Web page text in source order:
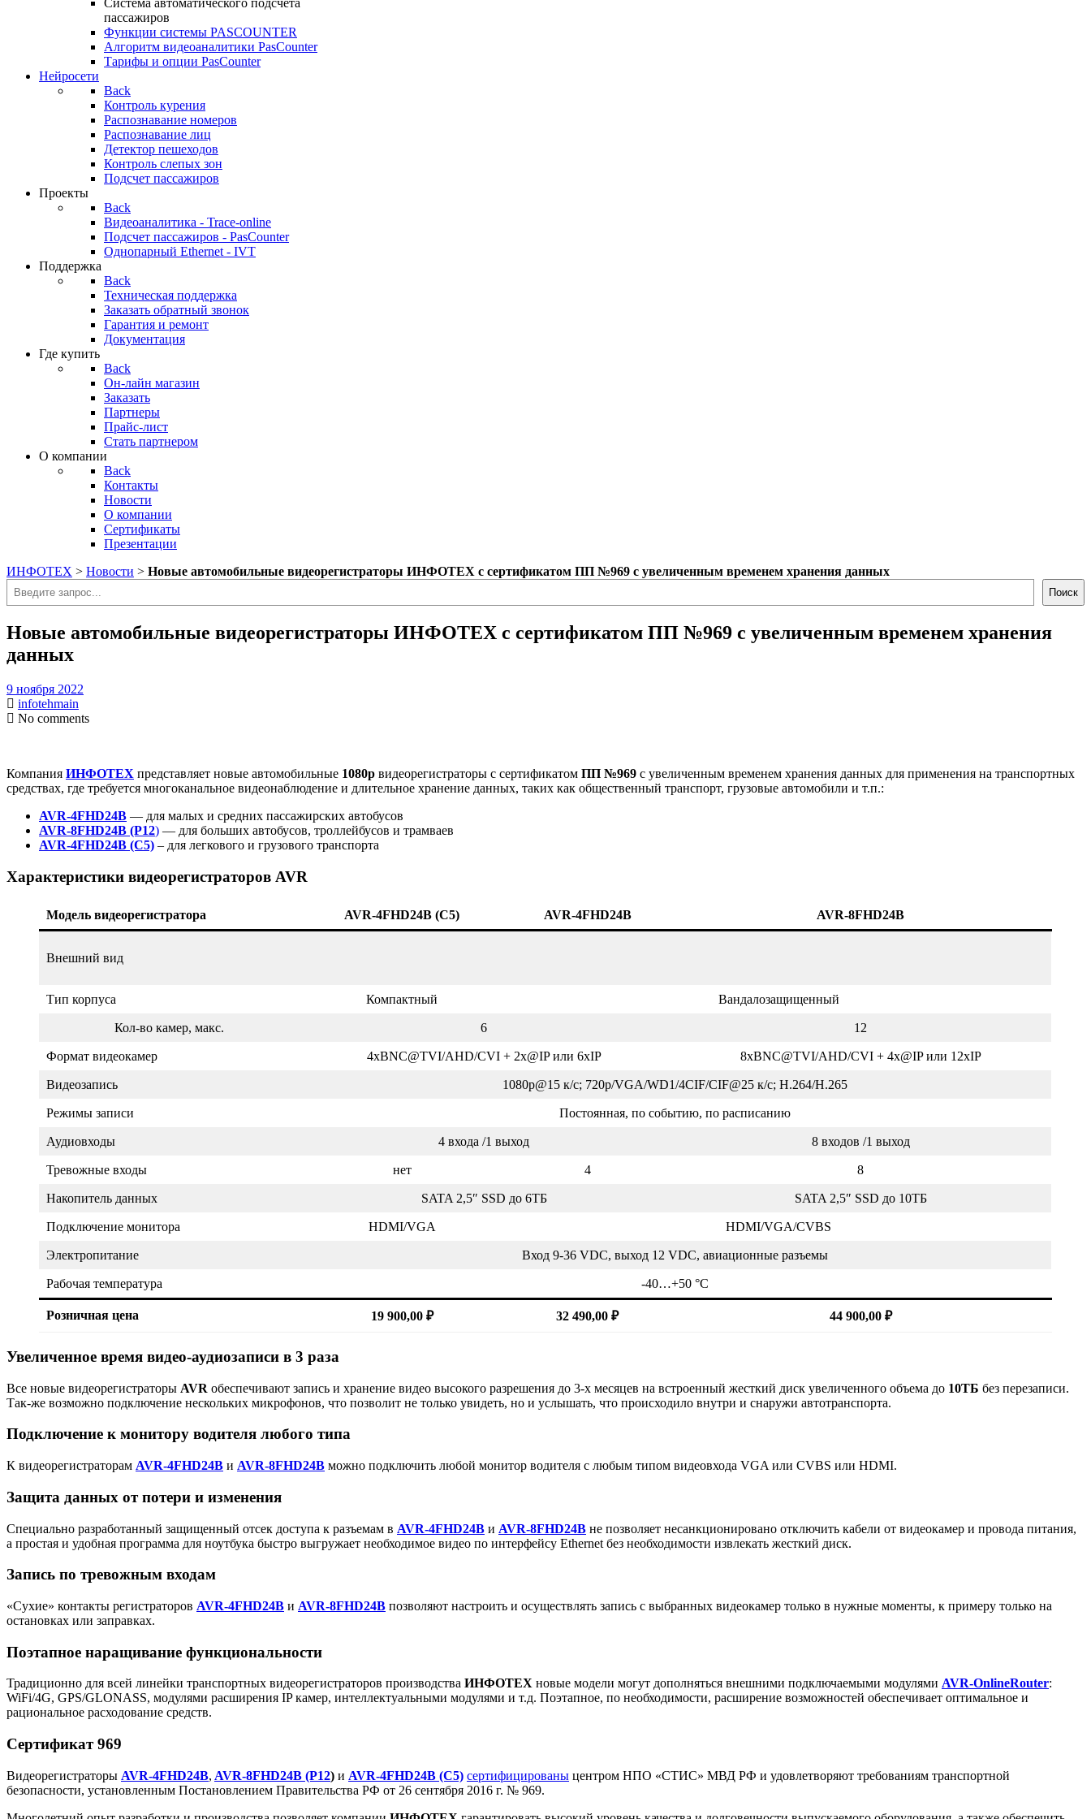
Система автоматического подсчета
пассажиров
Функции системы PASCOUNTER
Алгоритм видеоаналитики PasCounter
Тарифы и опции PasCounter
Нейросети
Back
Контроль курения
Распознавание номеров
Распознавание лиц
Детектор пешеходов
Контроль слепых зон
Подсчет пассажиров
Проекты
Back
Видеоаналитика - Trace-online
Подсчет пассажиров - PasCounter
Однопарный Ethernet - IVT
Поддержка
Back
Техническая поддержка
Заказать обратный звонок
Гарантия и ремонт
Документация
Где купить
Back
Он-лайн магазин
Заказать
Партнеры
Прайс-лист
Стать партнером
О компании
Back
Контакты
Новости
О компании
Сертификаты
Презентации
ИНФОТЕХ > Новости > Новые автомобильные видеорегистраторы ИНФОТЕХ с сертификатом ПП №969 с увеличенным временем хранения данных
Поиск
Поиск
Новые автомобильные видеорегистраторы ИНФОТЕХ с сертификатом ПП №969 с увеличенным временем хранения
данных
9 ноября 2022
infotehmain
No comments
Компания ИНФОТЕХ представляет новые автомобильные 1080p видеорегистраторы с сертификатом ПП №969 с увеличенным временем хранения данных для применения на транспортных
средствах, где требуется многоканальное видеонаблюдение и длительное хранение данных, таких как общественный транспорт, грузовые автомобили и т.п.:
AVR-4FHD24B — для малых и средних пассажирских автобусов
AVR-8FHD24B (P12) — для больших автобусов, троллейбусов и трамваев
AVR-4FHD24B (C5) – для легкового и грузового транспорта
Характеристики видеорегистраторов AVR
Модель видеорегистратора AVR-4FHD24B (C5) AVR-4FHD24B AVR-8FHD24B
Внешний вид
Тип корпуса Компактный Вандалозащищенный
Кол-во камер, макс. 6 12
Формат видеокамер 4xBNC@TVI/AHD/CVI + 2x@IP или 6хIP 8xBNC@TVI/AHD/CVI + 4x@IP или 12хIP
Видеозапись 1080p@15 к/с; 720p/VGA/WD1/4CIF/CIF@25 к/с; H.264/H.265
Режимы записи Постоянная, по событию, по расписанию
Аудиовходы 4 входа /1 выход 8 входов /1 выход
Тревожные входы нет 4 8
Накопитель данных SATA 2,5″ SSD до 6ТБ SATA 2,5″ SSD до 10ТБ
Подключение монитора HDMI/VGA HDMI/VGA/CVBS
Электропитание Вход 9-36 VDC, выход 12 VDС, авиационные разъемы
Рабочая температура -40…+50 °С
Розничная цена 19 900,00 ₽ 32 490,00 ₽ 44 900,00 ₽
Увеличенное время видео-аудиозаписи в 3 раза
Все новые видеорегистраторы AVR обеспечивают запись и хранение видео высокого разрешения до 3-х месяцев на встроенный жесткий диск увеличенного объема до 10ТБ без перезаписи.
Так-же возможно подключение нескольких микрофонов, что позволит не только увидеть, но и услышать, что происходило внутри и снаружи автотранспорта.
Подключение к монитору водителя любого типа
К видеорегистраторам AVR-4FHD24B и AVR-8FHD24B можно подключить любой монитор водителя с любым типом видеовхода VGA или CVBS или HDMI.
Защита данных от потери и изменения
Специально разработанный защищенный отсек доступа к разъемам в AVR-4FHD24B и AVR-8FHD24B не позволяет несанкционировано отключить кабели от видеокамер и провода питания,
а простая и удобная программа для ноутбука быстро выгружает необходимое видео по интерфейсу Ethernet без необходимости извлекать жесткий диск.
Запись по тревожным входам
«Сухие» контакты регистраторов AVR-4FHD24B и AVR-8FHD24B позволяют настроить и осуществлять запись с выбранных видеокамер только в нужные моменты, к примеру только на
остановках или заправках.
Поэтапное наращивание функциональности
Традиционно для всей линейки транспортных видеорегистраторов производства ИНФОТЕХ новые модели могут дополняться внешними подключаемыми модулями AVR-OnlineRouter:
WiFi/4G, GPS/GLONASS, модулями расширения IP камер, интеллектуальными модулями и т.д. Поэтапное, по необходимости, расширение возможностей обеспечивает оптимальное и
рациональное расходование средств.
Сертификат 969
Видеорегистраторы AVR-4FHD24B, AVR-8FHD24B (P12) и AVR-4FHD24B (C5) сертифицированы центром НПО «СТИС» МВД РФ и удовлетворяют требованиям транспортной
безопасности, установленным Постановлением Правительства РФ от 26 сентября 2016 г. № 969.